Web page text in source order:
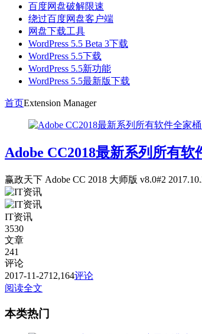
百度网盘破解限速
绕过百度网盘客户端
网盘下载工具
WordPress 5.5 Beta 3下载
WordPress 5.5下载
WordPress 5.5新功能
WordPress 5.5最新版下载
首页Extension Manager
Adobe CC2018最新系列所有
赢政天下 Adobe CC 2018 大师版 v8.0#2
IT资讯
3530
文章
241
评论
2017-11-2712,164评论
阅读全文
本类热门